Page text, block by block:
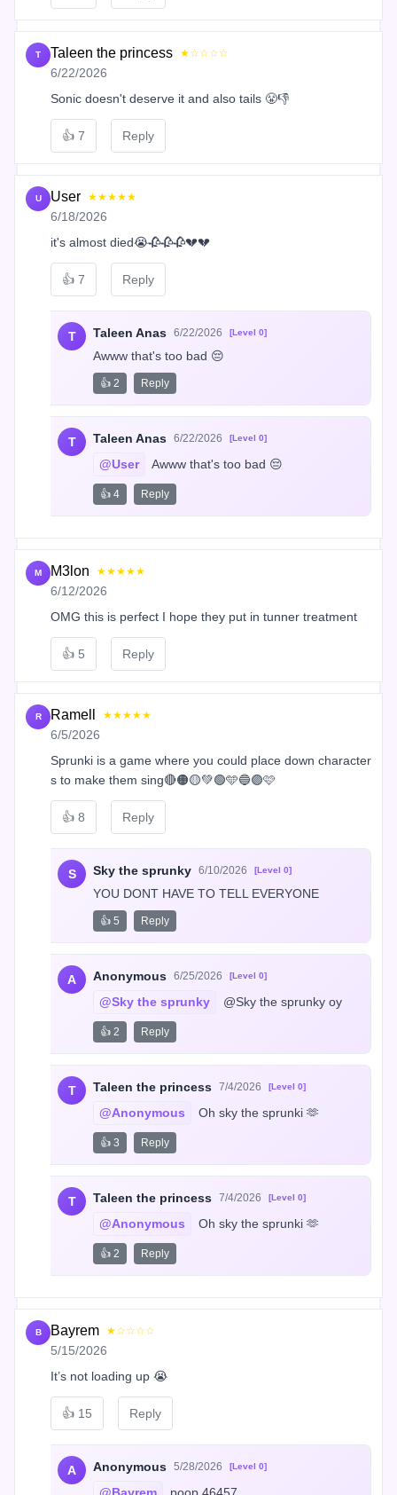
T Taleen the princess ★☆☆☆☆
6/22/2026
Sonic doesn't deserve it and also tails 😤👎
👍 7 Reply
U User ★★★★★
6/18/2026
it's almost died😭🥀🥀🥀💔💔
👍 7 Reply
T Taleen Anas 6/22/2026 [Level 0]
Awww that's too bad 😔
👍 2 Reply
T Taleen Anas 6/22/2026 [Level 0]
@User Awww that's too bad 😔
👍 4 Reply
M M3lon ★★★★★
6/12/2026
OMG this is perfect I hope they put in tunner treatment
👍 5 Reply
R Ramell ★★★★★
6/5/2026
Sprunki is a game where you could place down character
s to make them sing🔴🟠🟡💚🟢🩵🔵🟣🩷
👍 8 Reply
S Sky the sprunky 6/10/2026 [Level 0]
YOU DONT HAVE TO TELL EVERYONE
👍 5 Reply
A Anonymous 6/25/2026 [Level 0]
@Sky the sprunky @Sky the sprunky oy
👍 2 Reply
T Taleen the princess 7/4/2026 [Level 0]
@Anonymous Oh sky the sprunki 🫶
👍 3 Reply
T Taleen the princess 7/4/2026 [Level 0]
@Anonymous Oh sky the sprunki 🫶
👍 2 Reply
B Bayrem ★☆☆☆☆
5/15/2026
It’s not loading up 😭
👍 15 Reply
A Anonymous 5/28/2026 [Level 0]
@Bayrem poop 46457